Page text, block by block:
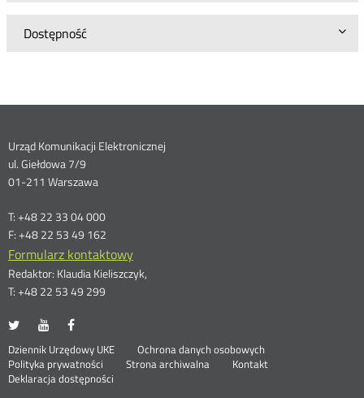
Dostępność
Dane
kontaktowe
Urząd Komunikacji Elektronicznej
ul. Giełdowa 7/9
01-211 Warszawa
T: +48 22 33 04 000
F: +48 22 53 49 162
Formularz kontaktowy
Redaktor: Klaudia Kieliszczyk,
T: +48 22 53 49 299
UKE
portalu
Twitter
Otwórz
nowym
oknie
UKE
portalu
Youtube
Otwórz
nowym
oknie
portalu
Facebook
nowym
oknie
Stopka
Dziennik Urzędowy UKE Otwórz
Ochrona danych osobowych
Polityka prywatności
Otwórz
w
Strona archiwalna
Kontakt
Deklaracja dostępności